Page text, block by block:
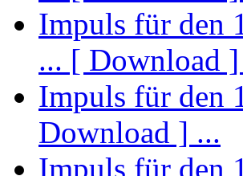
Impuls für den
... [ Download
Impuls für den
Download ] ...
Impuls für den